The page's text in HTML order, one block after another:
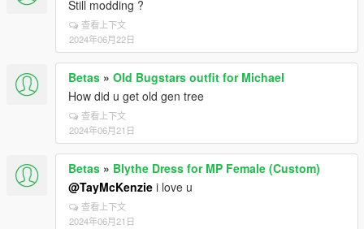
Still modding ?
查看上下文
2024年06月22日
Betas » Old Bugstars outfit for Michael
How did u get old gen tree
查看上下文
2024年06月21日
Betas » Blythe Dress for MP Female (Custom)
@TayMcKenzie i love u
查看上下文
2024年06月21日